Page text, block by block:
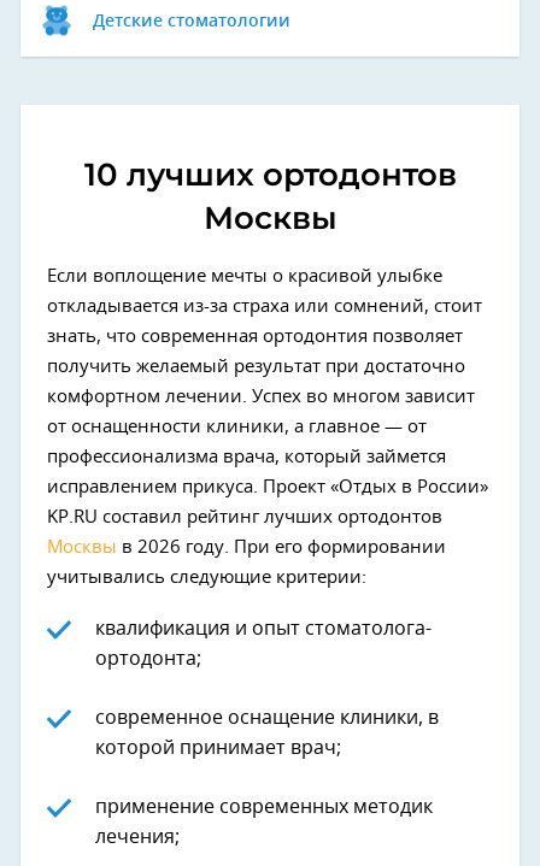
Детские стоматологии
10 лучших ортодонтов
Москвы
Если воплощение мечты о красивой улыбке
откладывается из-за страха или сомнений, стоит
знать, что современная ортодонтия позволяет
получить желаемый результат при достаточно
комфортном лечении. Успех во многом зависит
от оснащенности клиники, а главное — от
профессионализма врача, который займется
исправлением прикуса. Проект «Отдых в России»
KP.RU составил рейтинг лучших ортодонтов
Москвы в 2026 году. При его формировании
учитывались следующие критерии:
квалификация и опыт стоматолога-
ортодонта;
современное оснащение клиники, в
которой принимает врач;
применение современных методик
лечения;